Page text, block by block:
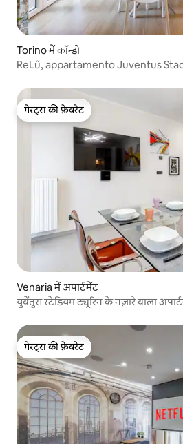
Torino में कॉन्डो
ReLű, appartamento Juventus
गेस्ट्स की फ़ेवरेट
गेस्ट्स की फ़ेवरेट
Venaria में अपार्टमेंट
युवेंतुस स्टेडियम ट्यूरिन के नज़ारे वाला
गेस्ट्स की फ़ेवरेट
गेस्ट्स की फ़ेवरेट